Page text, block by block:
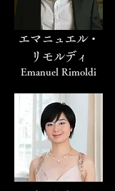
エマニュエル・
リモルディ
Emanuel Rimoldi